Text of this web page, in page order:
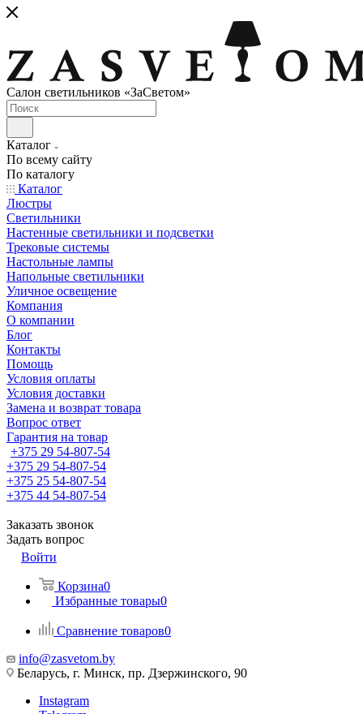
Cалон светильников «ЗаСветом»
Каталог
По всему сайту
По каталогу
Каталог
Люстры
Светильники
Настенные светильники и подсветки
Трековые системы
Настольные лампы
Напольные светильники
Уличное освещение
Компания
О компании
Блог
Контакты
Помощь
Условия оплаты
Условия доставки
Замена и возврат товара
Вопрос ответ
Гарантия на товар
+375 29 54-807-54
+375 29 54-807-54
+375 25 54-807-54
+375 44 54-807-54
Заказать звонок
Задать вопрос
Войти
Корзина0
Избранные товары0
Сравнение товаров0
info@zasvetom.by
Беларусь, г. Минск, пр. Дзержинского, 90
Instagram